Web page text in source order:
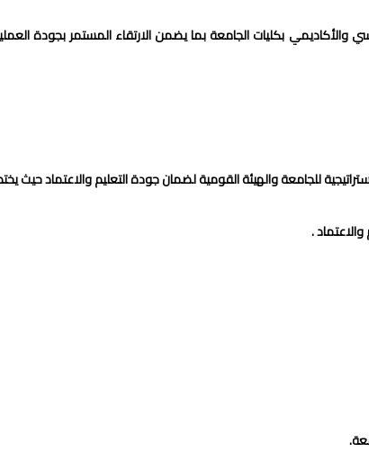
بكليات الجامعة بما يضمن الارتقاء المستمر بجودة
للجامعة والهيئة القومية لضمان جودة التعليم والاعتماد حيث